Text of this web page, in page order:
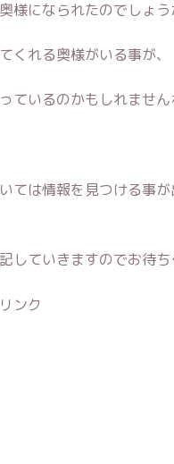
様になられたのでしょう
くれる奥様がいる事が、
ているのかもしれません
ては情報を見つける事
していきますのでお待
ンク